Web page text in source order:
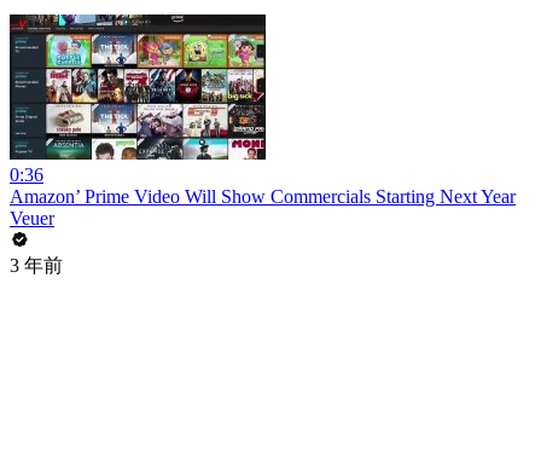
0:36
Amazon’ Prime Video Will Show Commercials Starting Next Year
Veuer
3 年前